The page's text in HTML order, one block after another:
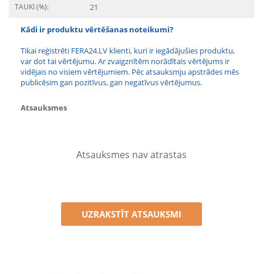
TAUKI (%): 21
Kādi ir produktu vērtēšanas noteikumi?
Tikai reģistrēti FERA24.LV klienti, kuri ir iegādājušies produktu,
var dot tai vērtējumu. Ar zvaigznītēm norādītais vērtējums ir
vidējais no visiem vērtējumiem. Pēc atsauksmju apstrādes mēs
publicēsim gan pozitīvus, gan negatīvus vērtējumus.
Atsauksmes
Atsauksmes nav atrastas
UZRAKSTĪT ATSAUKSMI